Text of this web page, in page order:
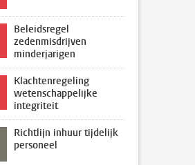
Beleidsregel
zedenmisdrijven
minderjarigen
Klachtenregeling
wetenschappelijke
integriteit
Richtlijn inhuur tijdelijk
personeel